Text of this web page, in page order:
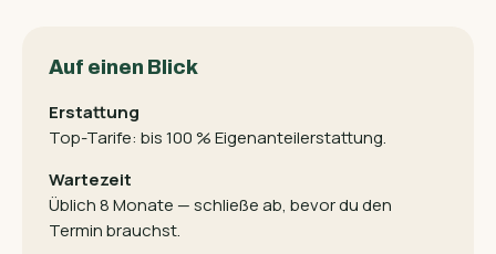
Auf einen Blick
Erstattung
Top-Tarife: bis 100 % Eigenanteil­erstattung.
Wartezeit
Üblich 8 Monate — schließe ab, bevor du den
Termin brauchst.